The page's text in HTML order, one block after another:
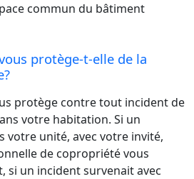
commun du bâtiment
protège-t-elle de la
protège contre tout incident de
votre habitation. Si un
votre unité, avec votre invité,
de copropriété vous
si un incident survenait avec